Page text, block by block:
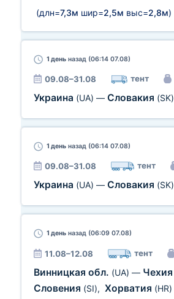
(длн=7,3м шир=2,5м выс=2,8м)
1 день назад (06:14 07.08)
09.08–31.08 тент
Украина (UA) — Словакия (SK)
1 день назад (06:14 07.08)
09.08–31.08 тент
Украина (UA) — Словакия (SK)
1 день назад (06:09 07.08)
11.08–12.08 тент
Винницкая обл. (UA) — Чехия
Словения (SI), Хорватия (HR)